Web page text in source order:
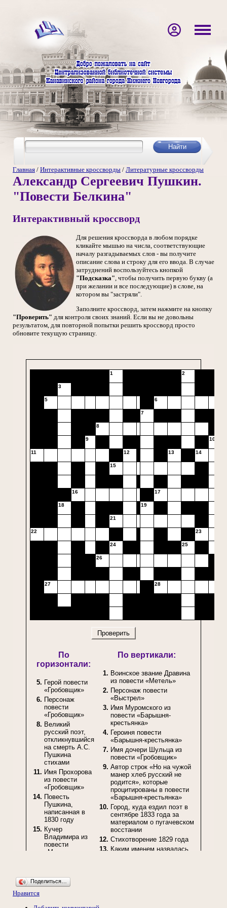
Главная / Интерактивные кроссворды / Литературные кроссворды
Александр Сергеевич Пушкин.
"Повести Белкина"
Интерактивный кроссворд
Для решения кроссворда в любом порядке
кликайте мышью на числа, соответствующие
началу разгадываемых слов - вы получите
описание слова и строку для его ввода. В случае
затруднений воспользуйтесь кнопкой
"Подсказка", чтобы получить первую букву (а
при желании и все последующие) в слове, на
котором вы "застряли".
Заполните кроссворд, затем нажмите на кнопку
"Проверить" для контроля своих знаний. Если вы не довольны
результатом, для повторной попытки решить кроссворд просто
обновите текущую страницу.
Поделиться…
Нравится